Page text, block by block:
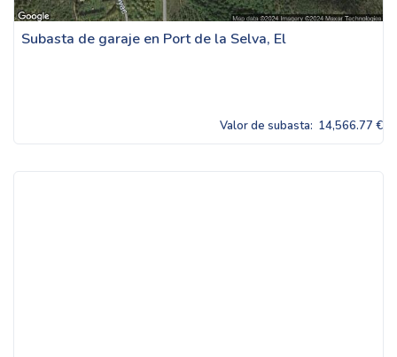
Subasta de garaje en Port de la Selva, El
Valor de subasta: 14,566.77 €